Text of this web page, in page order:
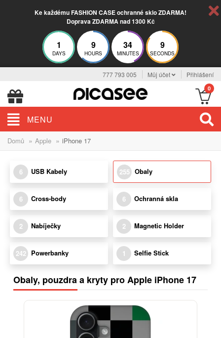
Ke každému FASHION CASE ochranné sklo ZDARMA!
Doprava ZDARMA nad 1300 Kč
1
DAYS
9
HOURS
34
MINUTES
8
SECONDS
777 793 005 Můj účet Přihlášení
0
MENU
Domů » Apple » iPhone 17
6 USB Kabely 255 Obaly
6 Cross-body 6 Ochranná skla
2 Nabíječky 2 Magnetic Holder
242 Powerbanky 1 Selfie Stick
Obaly, pouzdra a kryty pro Apple iPhone 17